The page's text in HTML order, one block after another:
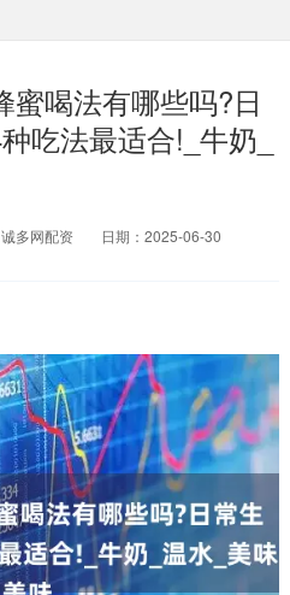
喝法有哪些吗?日
吃法最适合!_牛奶_
多网配资
日期：2025-06-30